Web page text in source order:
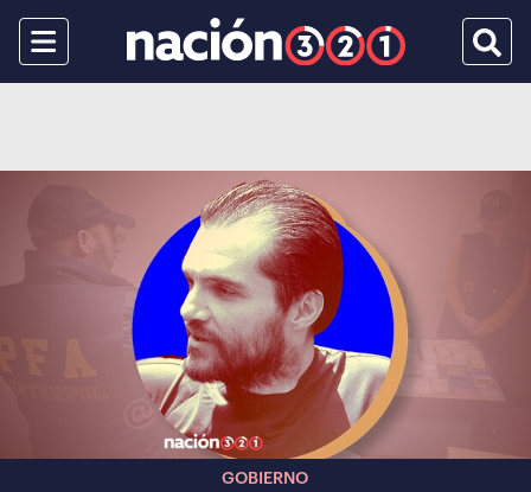
Menu
GOBIERNO